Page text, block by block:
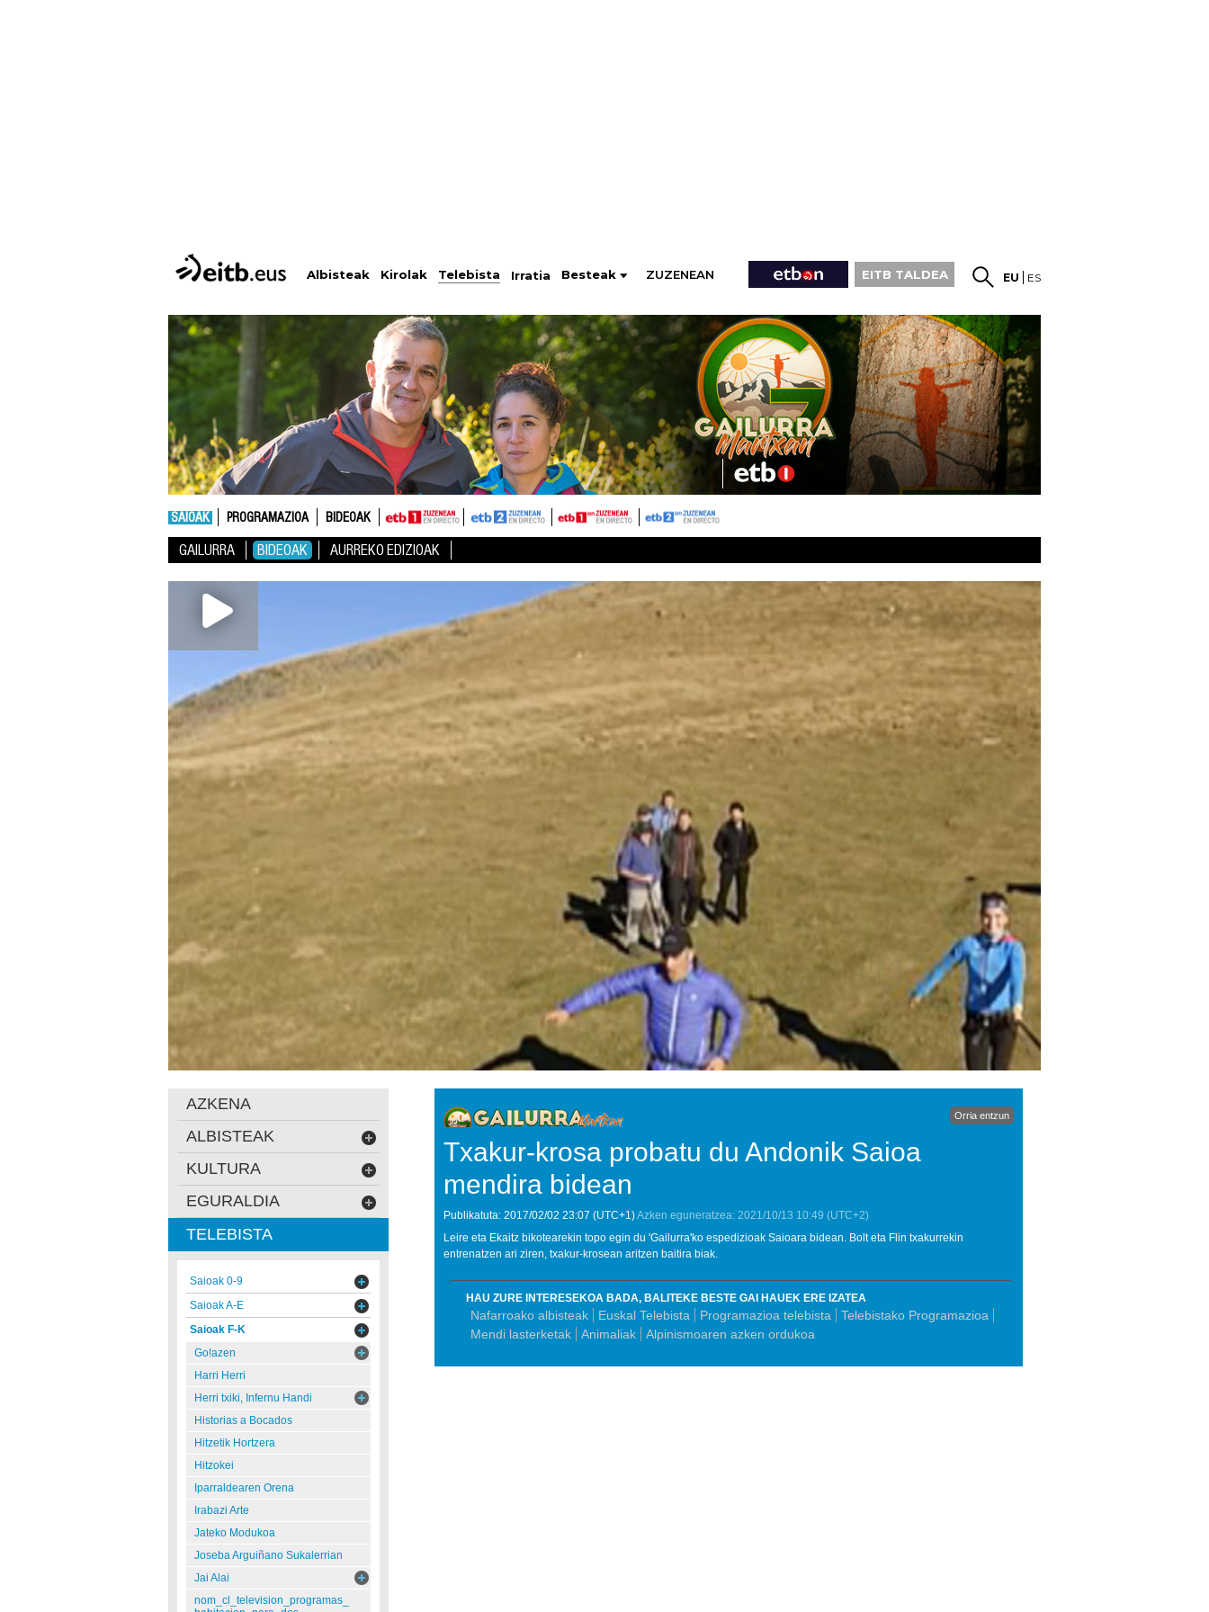
Albisteak Kirolak Telebista Irratia Besteak ZUZENEAN EITB TALDEA EU ES
SAIOAK PROGRAMAZIOA BIDEOAK
GAILURRA BIDEOAK AURREKO EDIZIOAK
Orria entzun
Txakur-krosa probatu du Andonik Saioa
mendira bidean
Publikatuta: 2017/02/02 23:07 (UTC+1)Azken eguneratzea: 2021/10/13 10:49 (UTC+2)
Leire eta Ekaitz bikotearekin topo egin du 'Gailurra'ko espedizioak Saioara bidean. Bolt eta Flin txakurrekin
entrenatzen ari ziren, txakur-krosean aritzen baitira biak.
HAU ZURE INTERESEKOA BADA, BALITEKE BESTE GAI HAUEK ERE IZATEA
Nafarroako albisteak Euskal Telebista Programazioa telebista
Telebistako Programazioa
Mendi lasterketak
Animaliak Alpinismoaren azken ordukoa
AZKENA
ALBISTEAK
KULTURA
EGURALDIA
TELEBISTA
Saioak 0-9
Saioak A-E
Saioak F-K
Go!azen
Harri Herri
Herri txiki, Infernu Handi
Historias a Bocados
Hitzetik Hortzera
Hitzokei
Iparraldearen Orena
Irabazi Arte
Jateko Modukoa
Joseba Arguiñano Sukalerrian
Jai Alai
nom_cl_television_programas_